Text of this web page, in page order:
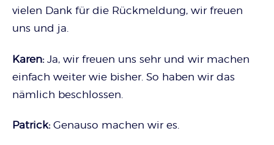
vielen Dank für die Rückmeldung, wir freuen
uns und ja.
Karen: Ja, wir freuen uns sehr und wir machen
einfach weiter wie bisher. So haben wir das
nämlich beschlossen.
Patrick: Genauso machen wir es.